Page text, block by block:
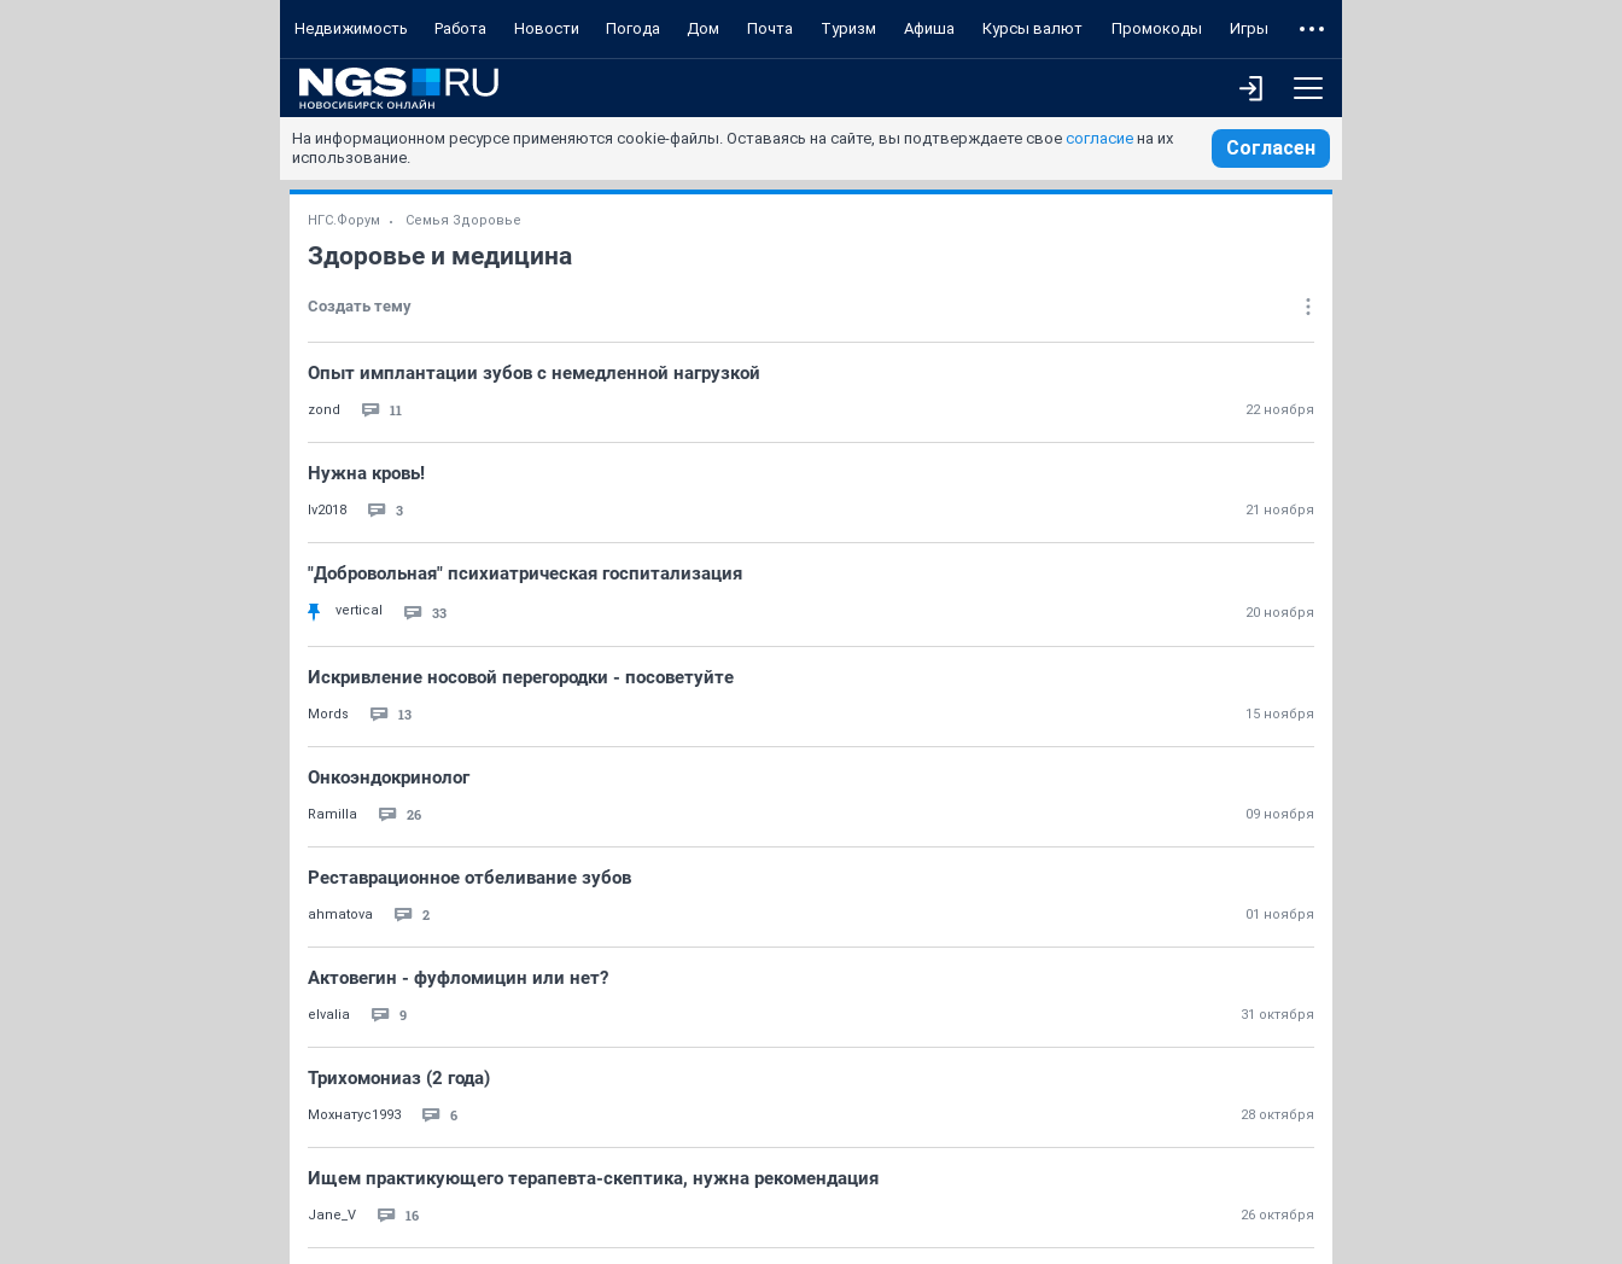
Недвижимость Работа Новости Погода Дом Почта Туризм Афиша Курсы валют Промокоды Игры
На информационном ресурсе применяются cookie-файлы. Оставаясь на сайте, вы подтверждаете свое согласие на их
использование.
Согласен
НГС.Форум Семья Здоровье
Здоровье и медицина
Создать тему
Опыт имплантации зубов с немедленной нагрузкой
zond 11 22 ноября
Нужна кровь!
Iv2018 3 21 ноября
"Добровольная" психиатрическая госпитализация
vertical 33 20 ноября
Искривление носовой перегородки - посоветуйте
Mords 13 15 ноября
Онкоэндокринолог
Ramilla 26 09 ноября
Реставрационное отбеливание зубов
ahmatova 2 01 ноября
Актовегин - фуфломицин или нет?
elvalia 9 31 октября
Трихомониаз (2 года)
Мохнатус1993 6 28 октября
Ищем практикующего терапевта-скептика, нужна рекомендация
Jane_V 16 26 октября